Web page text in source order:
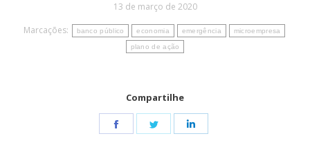
13 de março de 2020
Marcações:
banco público economia emergência microempresa
plano de ação
Compartilhe
Share
Share